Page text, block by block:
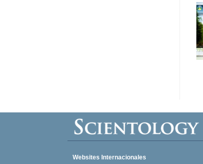
Websites Internacionales